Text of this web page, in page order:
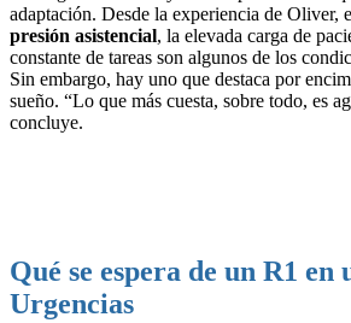
adaptación. Desde la experiencia de Oliver,
presión asistencial, la elevada carga de
constante de tareas son algunos de los
Sin embargo, hay uno que destaca por
sueño. “Lo que más cuesta, sobre todo, es
concluye.
Qué se espera de un R1 en
Urgencias